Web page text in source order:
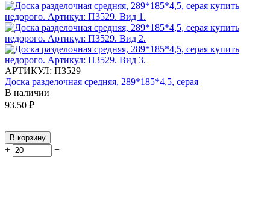
АРТИКУЛ: П3529
Доска разделочная средняя, 289*185*4,5, серая
В наличии
93.50 ₽
В корзину
+ −